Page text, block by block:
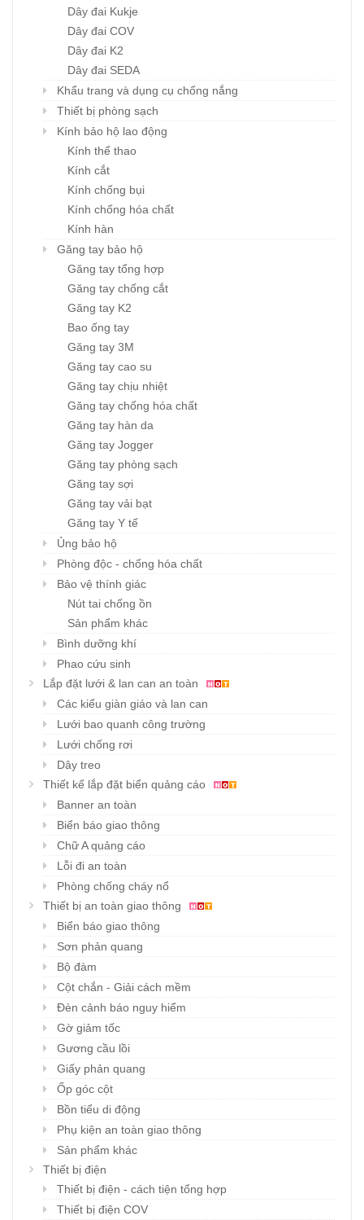
Dây đai Kukje
Dây đai COV
Dây đai K2
Dây đai SEDA
Khẩu trang và dụng cụ chống nắng
Thiết bị phòng sạch
Kính bảo hộ lao động
Kính thể thao
Kính cắt
Kính chống bụi
Kính chống hóa chất
Kính hàn
Găng tay bảo hộ
Găng tay tổng hợp
Găng tay chống cắt
Găng tay K2
Bao ống tay
Găng tay 3M
Găng tay cao su
Găng tay chịu nhiệt
Găng tay chống hóa chất
Găng tay hàn da
Găng tay Jogger
Găng tay phòng sạch
Găng tay sợi
Găng tay vải bạt
Găng tay Y tế
Ủng bảo hộ
Phòng độc - chống hóa chất
Bảo vệ thính giác
Nút tai chống ồn
Sản phẩm khác
Bình dưỡng khí
Phao cứu sinh
Lắp đặt lưới & lan can an toàn
Các kiểu giàn giáo và lan can
Lưới bao quanh công trường
Lưới chống rơi
Dây treo
Thiết kế lắp đặt biển quảng cáo
Banner an toàn
Biển báo giao thông
Chữ A quảng cáo
Lỗi đi an toàn
Phòng chống cháy nổ
Thiết bị an toàn giao thông
Biển báo giao thông
Sơn phản quang
Bộ đàm
Cột chắn - Giải cách mềm
Đèn cảnh báo nguy hiểm
Gờ giảm tốc
Gương cầu lồi
Giấy phản quang
Ốp góc cột
Bồn tiểu di động
Phụ kiện an toàn giao thông
Sản phẩm khác
Thiết bị điện
Thiết bị điện - cách tiện tổng hợp
Thiết bị điện COV